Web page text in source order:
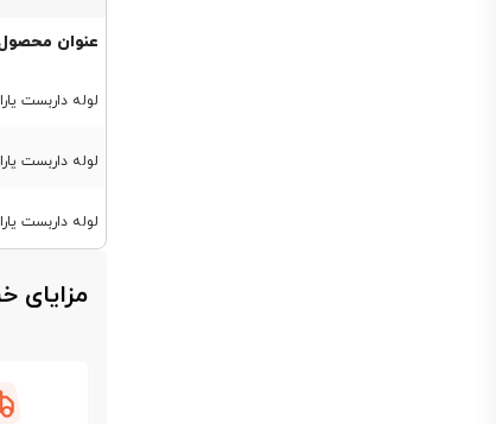
عنوان
لوله داربست یاران 14.5 کیلویی ضخامت
لوله داربست یاران 17.5 کیلویی ضخامت
لوله داربست یاران 21 کیلویی ضخامت
مزایای